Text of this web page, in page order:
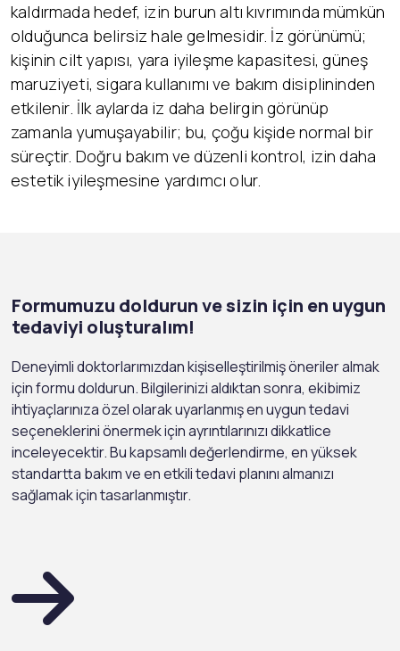
kaldırmada hedef, izin burun altı kıvrımında mümkün
olduğunca belirsiz hale gelmesidir. İz görünümü;
kişinin cilt yapısı, yara iyileşme kapasitesi, güneş
maruziyeti, sigara kullanımı ve bakım disiplininden
etkilenir. İlk aylarda iz daha belirgin görünüp
zamanla yumuşayabilir; bu, çoğu kişide normal bir
süreçtir. Doğru bakım ve düzenli kontrol, izin daha
estetik iyileşmesine yardımcı olur.
Formumuzu doldurun ve sizin için en uygun
tedaviyi oluşturalım!
Deneyimli doktorlarımızdan kişiselleştirilmiş öneriler almak
için formu doldurun. Bilgilerinizi aldıktan sonra, ekibimiz
ihtiyaçlarınıza özel olarak uyarlanmış en uygun tedavi
seçeneklerini önermek için ayrıntılarınızı dikkatlice
inceleyecektir. Bu kapsamlı değerlendirme, en yüksek
standartta bakım ve en etkili tedavi planını almanızı
sağlamak için tasarlanmıştır.